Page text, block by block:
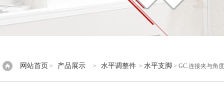
网站首页 > 产品展示 > 水平调整件 > 水平支脚 > GC.连接夹与角度